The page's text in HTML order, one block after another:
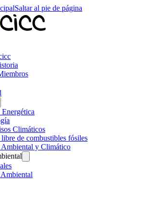
Saltar al pie de página
Climáticos
de combustibles fósiles
y Climático